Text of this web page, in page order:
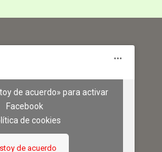
de acuerdo» para activar
Facebook
de cookies
de acuerdo